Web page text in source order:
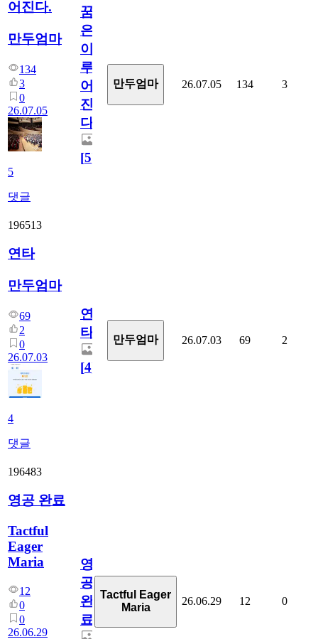
어진다.
만두엄마
134
3
0
26.07.05
5
댓글
꿈
은
이
루
어
진
다.
[5]
만두엄마 26.07.05 134 3
196513
연타
만두엄마
69
2
0
26.07.03
4
댓글
연
타
[4]
만두엄마 26.07.03 69 2
196483
영공 완료
Tactful
Eager
Maria
12
0
0
26.06.29
영
공
완
료
Tactful Eager
Maria
26.06.29 12 0